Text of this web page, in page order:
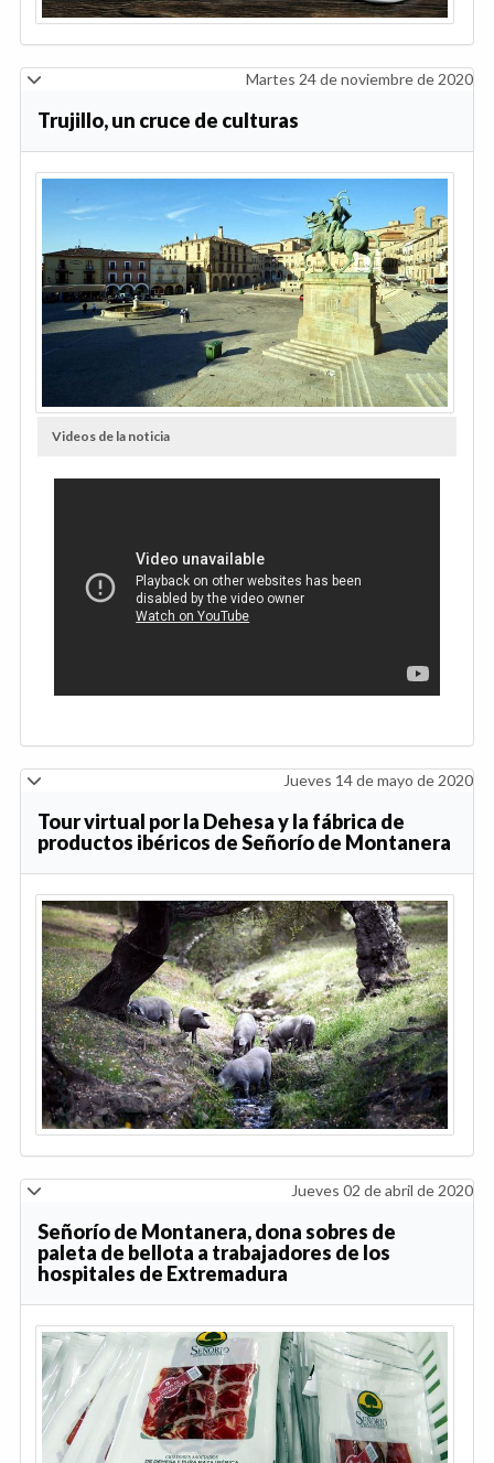
Martes 24 de noviembre de 2020
Trujillo, un cruce de culturas
Videos de la noticia
Jueves 14 de mayo de 2020
Tour virtual por la Dehesa y la fábrica de
productos ibéricos de Señorío de Montanera
Jueves 02 de abril de 2020
Señorío de Montanera, dona sobres de
paleta de bellota a trabajadores de los
hospitales de Extremadura